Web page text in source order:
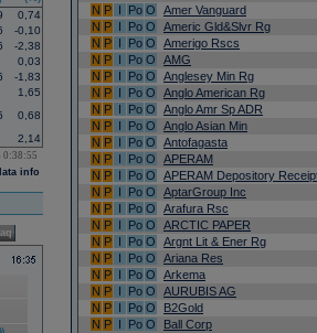
0,74
-0,10
-2,38
0,03
-1,83
1,65
0,68
2,14
0:38:55
info
N P I Po O
Amer Vanguard
N P I Po O
Americ Gld&Slvr Rg
N P I Po O
Amerigo Rscs
N P I Po O
AMG
N P I Po O
Anglesey Min Rg
N P I Po O
Anglo American Rg
N P I Po O
Anglo Amr Sp ADR
N P I Po O
Anglo Asian Min
N P I Po O
Antofagasta
N P I Po O
APERAM
N P I Po O
APERAM Depository
N P I Po O
AptarGroup Inc
N P I Po O
Arafura Rsc
N P I Po O
ARCTIC PAPER
N P I Po O
Argnt Lit & Ener Rg
N P I Po O
Ariana Res
N P I Po O
Arkema
N P I Po O
AURUBIS AG
N P I Po O
B2Gold
N P I Po O
Ball Corp